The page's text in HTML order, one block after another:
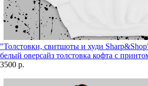
"Толстовки, свитшоты и худи
белый оверсайз толстовка кофта с
3500 р.